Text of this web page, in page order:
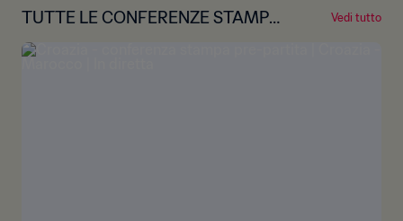
TUTTE LE CONFERENZE STAMPA
PRE-GARA
Vedi tutto